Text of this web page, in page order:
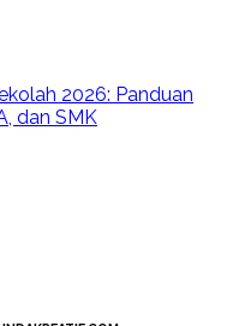
2026: Panduan
dan SMK